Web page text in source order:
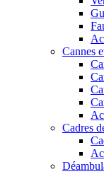
Cannes
Cadres